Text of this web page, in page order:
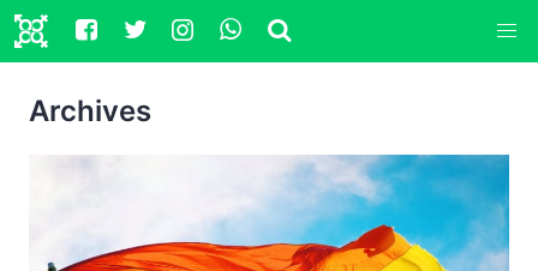
Archives